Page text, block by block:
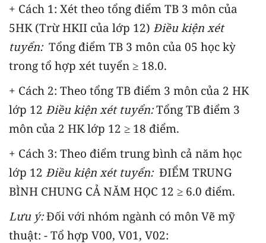
+ Cách 1: Xét theo tổng điểm TB 3 môn của
5HK (Trừ HKII của lớp 12) Điều kiện xét
tuyển:Tổng điểm TB 3 môn của 05 học kỳ
trong tổ hợp xét tuyển ≥ 18.0.
+ Cách 2: Theo tổng TB điểm 3 môn của 2 HK
lớp 12 Điều kiện xét tuyển:Tổng TB điểm 3
môn của 2 HK lớp 12 ≥ 18 điểm.
+ Cách 3: Theo điểm trung bình cả năm học
lớp 12 Điều kiện xét tuyển:ĐIỂM TRUNG
BÌNH CHUNG CẢ NĂM HỌC 12 ≥ 6.0 điểm.
Lưu ý:Đối với nhóm ngành có môn Vẽ mỹ
thuật: - Tổ hợp V00, V01, V02: